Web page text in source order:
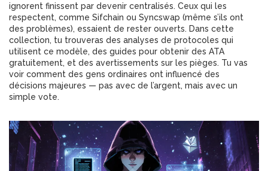
ignorent finissent par devenir centralisés. Ceux qui les
respectent, comme Sifchain ou Syncswap (même s’ils ont
des problèmes), essaient de rester ouverts. Dans cette
collection, tu trouveras des analyses de protocoles qui
utilisent ce modèle, des guides pour obtenir des ATA
gratuitement, et des avertissements sur les pièges. Tu vas
voir comment des gens ordinaires ont influencé des
décisions majeures — pas avec de l’argent, mais avec un
simple vote.